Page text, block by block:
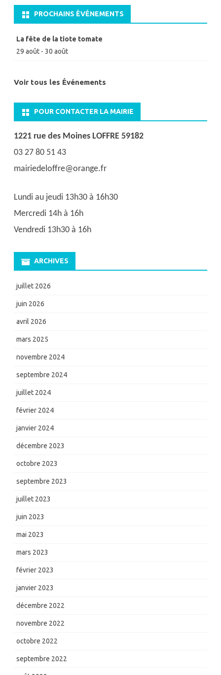
PROCHAINS ÉVÉNEMENTS
La fête de la tiote tomate
29 août - 30 août
Voir tous les Événements
POUR CONTACTER LA MAIRIE
1221 rue des Moines LOFFRE 59182
03 27 80 51 43
mairiedeloffre@orange.fr
Lundi au jeudi 13h30 à 16h30
Mercredi 14h à 16h
Vendredi 13h30 à 16h
ARCHIVES
juillet 2026
juin 2026
avril 2026
mars 2025
novembre 2024
septembre 2024
juillet 2024
février 2024
janvier 2024
décembre 2023
octobre 2023
septembre 2023
juillet 2023
juin 2023
mai 2023
mars 2023
février 2023
janvier 2023
décembre 2022
novembre 2022
octobre 2022
septembre 2022